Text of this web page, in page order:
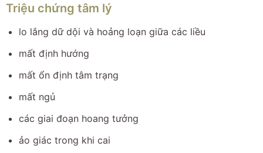
Triệu chứng tâm lý
lo lắng dữ dội và hoảng loạn giữa các liều
mất định hướng
mất ổn định tâm trạng
mất ngủ
các giai đoạn hoang tưởng
ảo giác trong khi cai